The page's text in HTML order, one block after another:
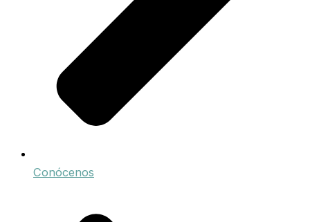
Conócenos